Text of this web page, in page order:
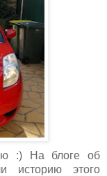
:) На блоге об
историю этого